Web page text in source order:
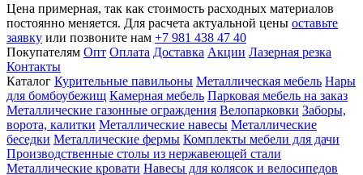
Цена примерная, так как стоимость расходных материалов
постоянно меняется. Для расчета актуальной цены оставьте
заявку или позвоните нам +7 981 438 47 40
Покупателям Опт Оплата Доставка Акции Лазерная резка
Контакты
Каталог Курительные павильоны Металлическая мебель Нары
для бомбоубежищ Камерная мебель Парковая мебель на заказ
Металлические газонные ограждения Велопарковки Заборы,
ворота, калитки Металлические навесы Металлические
беседки Металлические фермы Комплекты мебели для дачи
Производственные столы из нержавеющей стали
Металлические кровати Навесы для колясок и велосипедов